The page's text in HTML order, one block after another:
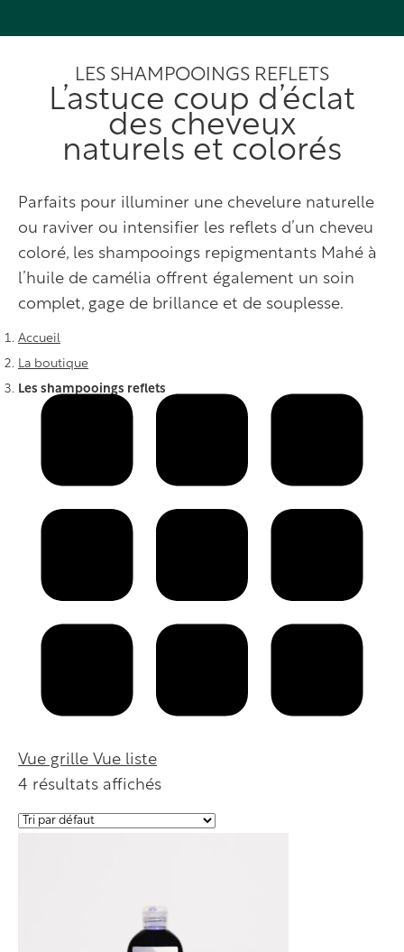
LES SHAMPOOINGS REFLETS
L’astuce coup d’éclat
des cheveux
naturels et colorés
Parfaits pour illuminer une chevelure naturelle
ou raviver ou intensifier les reflets d’un cheveu
coloré, les shampooings repigmentants Mahé à
l’huile de camélia offrent également un soin
complet, gage de brillance et de souplesse.
Vous êtes ici :
Accueil
La boutique
Les shampooings reflets
Vue grille Vue liste
4 résultats affichés